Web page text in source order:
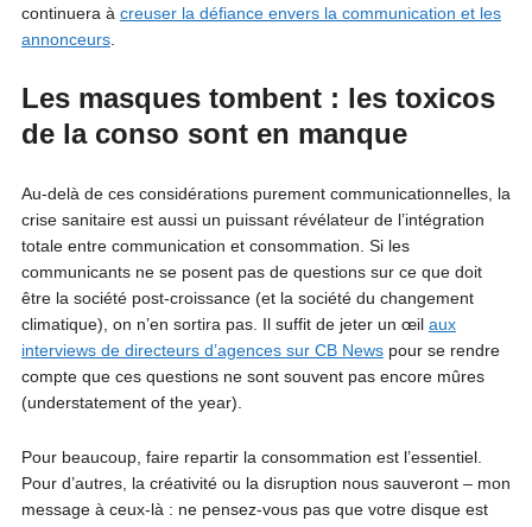
continuera à creuser la défiance envers la communication et les
annonceurs.
Les masques tombent : les toxicos
de la conso sont en manque
Au-delà de ces considérations purement communicationnelles, la
crise sanitaire est aussi un puissant révélateur de l’intégration
totale entre communication et consommation. Si les
communicants ne se posent pas de questions sur ce que doit
être la société post-croissance (et la société du changement
climatique), on n’en sortira pas. Il suffit de jeter un œil aux
interviews de directeurs d’agences sur CB Newspour se rendre
compte que ces questions ne sont souvent pas encore mûres
(understatement of the year).
Pour beaucoup, faire repartir la consommation est l’essentiel.
Pour d’autres, la créativité ou la disruption nous sauveront – mon
message à ceux-là : ne pensez-vous pas que votre disque est